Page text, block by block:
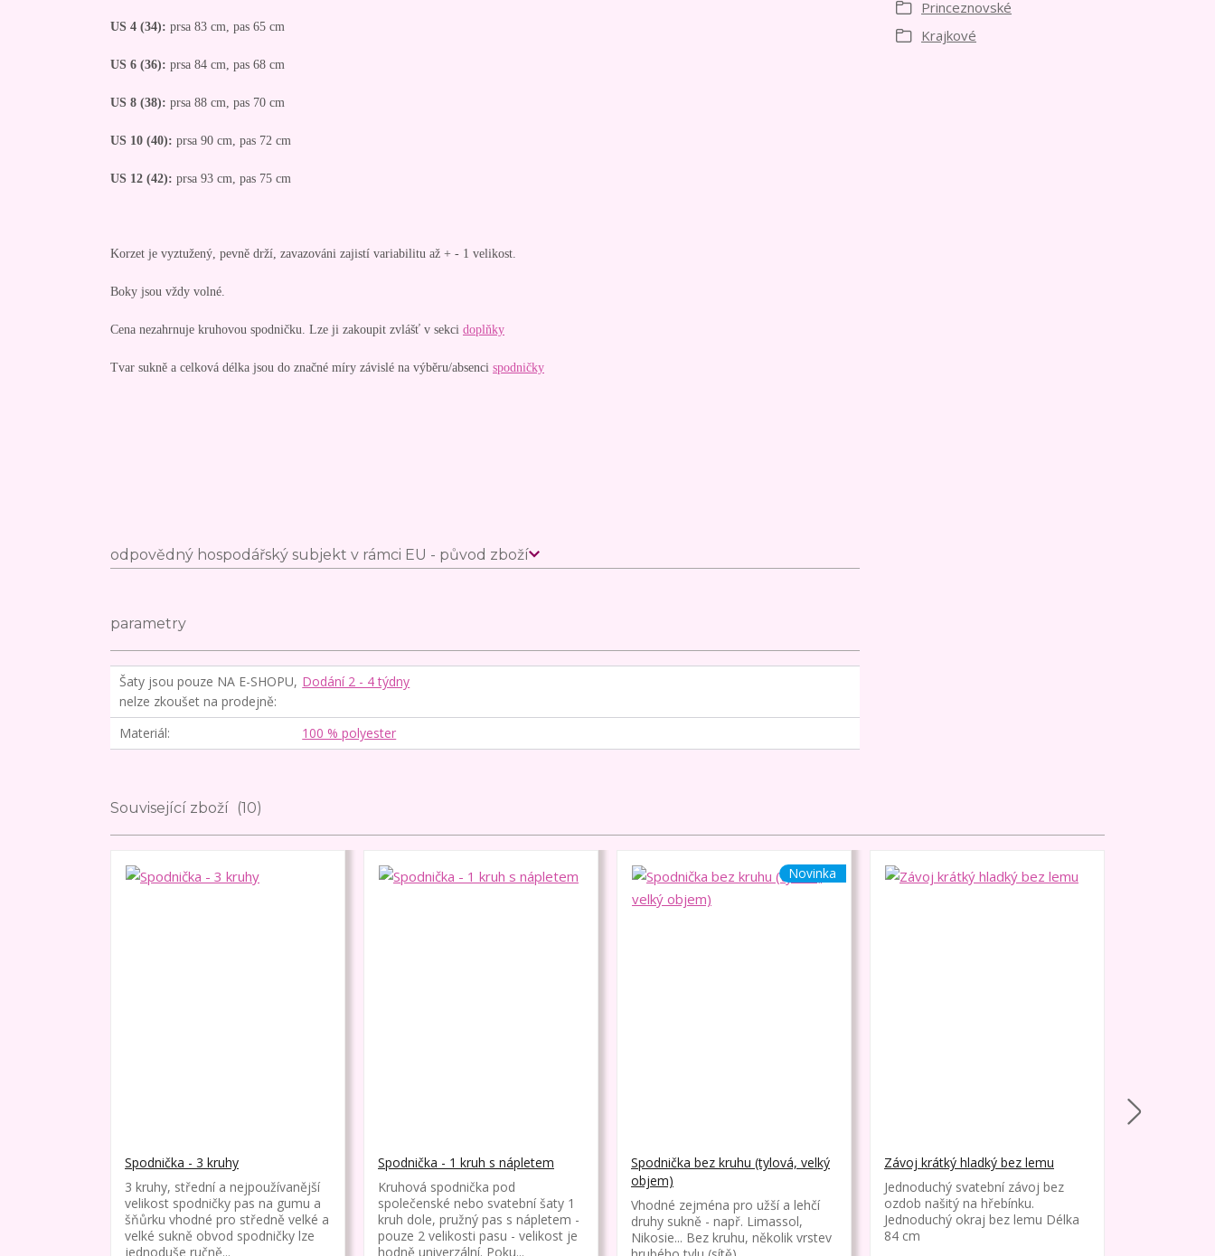
US 4 (34): prsa 83 cm, pas 65 cm
US 6 (36): prsa 84 cm, pas 68 cm
US 8 (38): prsa 88 cm, pas 70 cm
US 10 (40): prsa 90 cm, pas 72 cm
US 12 (42): prsa 93 cm, pas 75 cm
Korzet je vyztužený, pevně drží, zavazováni zajistí variabilitu až + - 1 velikost.
Boky jsou vždy volné.
Cena nezahrnuje kruhovou spodničku. Lze ji zakoupit zvlášť v sekci doplňky
Tvar sukně a celková délka jsou do značné míry závislé na výběru/absenci spodničky
odpovědný hospodářský subjekt v rámci EU - původ zboží
parametry
Šaty jsou pouze NA E-SHOPU,
nelze zkoušet na prodejně
Dodání 2 - 4 týdny
Materiál 100 % polyester
Princeznovské
Krajkové
Související zboží 10
Spodnička - 3 kruhy
3 kruhy, střední a nejpoužívanější
velikost spodničky pas na gumu a
šňůrku vhodné pro středně velké a
velké sukně obvod spodničky lze
jednoduše ručně...
Spodnička - 1 kruh s nápletem
Kruhová spodnička pod
společenské nebo svatební šaty 1
kruh dole, pružný pas s nápletem -
pouze 2 velikosti pasu - velikost je
hodně univerzální. Poku...
Novinka
Spodnička bez kruhu (tylová, velký
objem)
Vhodné zejména pro užší a lehčí
druhy sukně - např. Limassol,
Nikosie... Bez kruhu, několik vrstev
Závoj krátký hladký bez lemu
Jednoduchý svatební závoj bez
ozdob našitý na hřebínku.
Jednoduchý okraj bez lemu Délka
84 cm